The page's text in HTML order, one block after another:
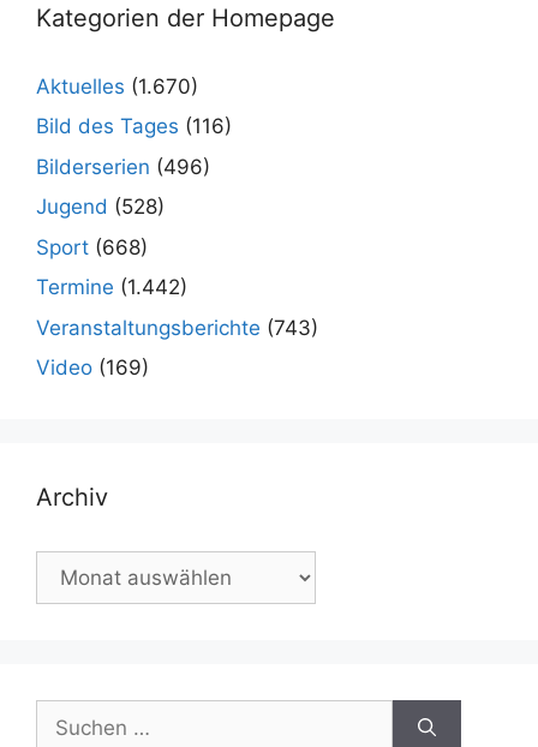
Kategorien der Homepage
Aktuelles (1.670)
Bild des Tages (116)
Bilderserien (496)
Jugend (528)
Sport (668)
Termine (1.442)
Veranstaltungsberichte (743)
Video (169)
Archiv
Archiv
Suchen